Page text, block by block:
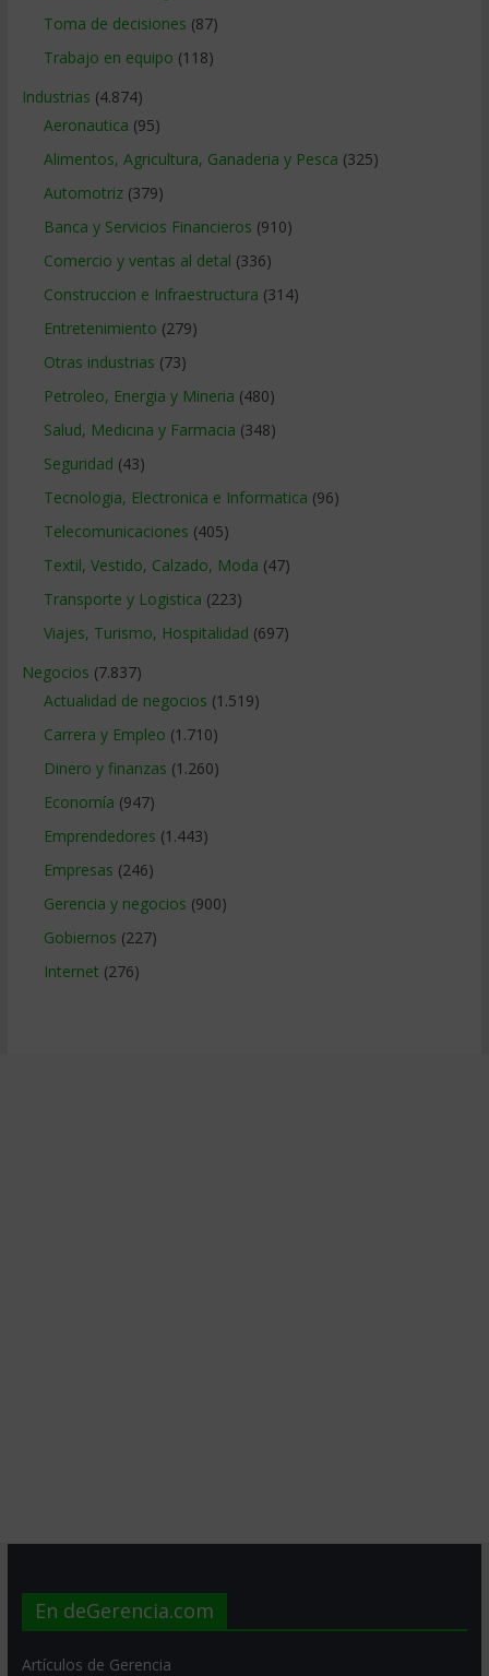
Toma de decisiones (87)
Trabajo en equipo (118)
Industrias (4.874)
Aeronautica (95)
Alimentos, Agricultura, Ganaderia y Pesca (325)
Automotriz(379)
Banca y Servicios Financieros (910)
Comercio y ventas al detal (336)
Construccion e Infraestructura (314)
Entretenimiento (279)
Otras industrias (73)
Petroleo, Energia y Mineria (480)
Salud, Medicina y Farmacia (348)
Seguridad (43)
Tecnologia, Electronica e Informatica (96)
Telecomunicaciones (405)
Textil, Vestido, Calzado, Moda (47)
Transporte y Logistica (223)
Viajes, Turismo, Hospitalidad (697)
Negocios (7.837)
Actualidad de negocios (1.519)
Carrera y Empleo (1.710)
Dinero y finanzas (1.260)
Economía (947)
Emprendedores (1.443)
Empresas (246)
Gerencia y negocios (900)
Gobiernos (227)
Internet (276)
En deGerencia.com
Artículos de Gerencia